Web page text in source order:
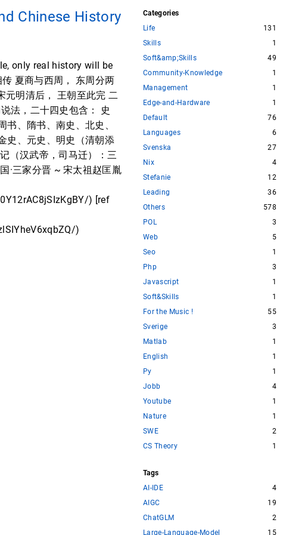
Chinese History
only real history will be
夏商与西周， 东周分两
元明清后， 王朝至此完 二
法，二十四史包含： 史
、隋书、南史、北史、
史、元史、明史（清朝添
（汉武帝，司马迁）：三
·三家分晋 ~ 宋太祖赵匡胤
) [ref
)
Categories
Life
131
Skills
1
Soft&amp;Skills
49
Community-Knowledge
1
Management
1
Edge-and-Hardware
1
Default
76
Languages
6
Svenska
27
Nix
4
Stefanie
12
Leading
36
Others
578
POL
3
Web
5
Seo
1
Php
3
Javascript
1
Soft&Skills
1
For the Music !
55
Sverige
3
Matlab
1
English
1
Py
1
Jobb
4
Youtube
1
Nature
1
SWE
2
CS Theory
1
Tags
AI-IDE
4
AIGC
19
ChatGLM
2
Large-Language-Model
15